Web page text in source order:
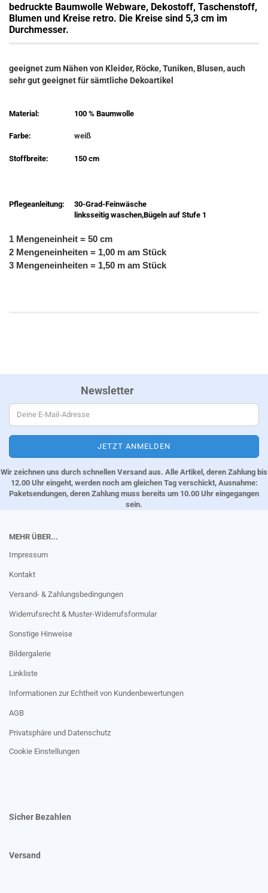
bedruckte Baumwolle Webware, Dekostoff, Taschenstoff,
Blumen und Kreise retro. Die Kreise sind 5,3 cm im
Durchmesser.
geeignet zum Nähen von Kleider, Röcke, Tuniken, Blusen, auch
sehr gut geeignet für sämtliche Dekoartikel
Material: 100 % Baumwolle
Farbe: weiß
Stoffbreite: 150 cm
Pflegeanleitung:
30-Grad-Feinwäsche
linksseitig waschen,Bügeln auf Stufe 1
1 Mengeneinheit = 50 cm
2 Mengeneinheiten = 1,00 m am Stück
3 Mengeneinheiten = 1,50 m am Stück
Newsletter
Wir zeichnen uns durch schnellen Versand aus. Alle Artikel, deren Zahlung bis
12.00 Uhr eingeht, werden noch am gleichen Tag verschickt, Ausnahme:
Paketsendungen, deren Zahlung muss bereits um 10.00 Uhr eingegangen
sein.
MEHR ÜBER...
Impressum
Kontakt
Versand- & Zahlungsbedingungen
Widerrufsrecht & Muster-Widerrufsformular
Sonstige Hinweise
Bildergalerie
Linkliste
Informationen zur Echtheit von Kundenbewertungen
AGB
Privatsphäre und Datenschutz
Cookie Einstellungen
Sicher Bezahlen
Versand